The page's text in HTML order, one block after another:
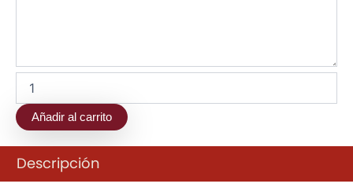
Añadir al carrito
Descripción